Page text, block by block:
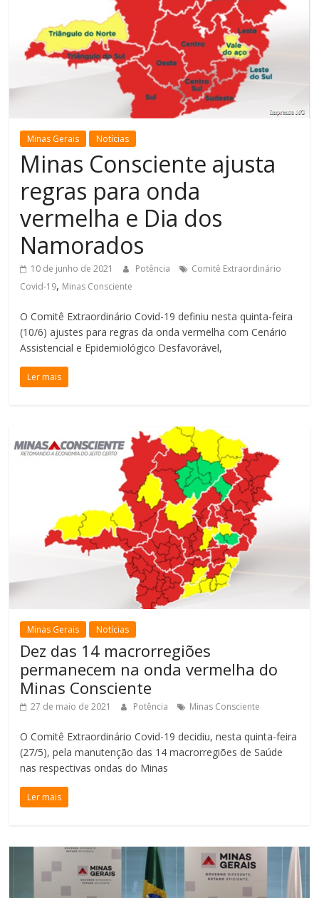
Minas
Minas Gerais Notícias
Minas Consciente ajusta
regras para onda
vermelha e Dia dos
Namorados
10 de junho de 2021 Potência
Comitê Extraordinário
Covid-19, Minas Consciente
O Comitê Extraordinário Covid-19 definiu nesta quinta-feira
(10/6) ajustes para regras da onda vermelha com Cenário
Assistencial e Epidemiológico Desfavorável,
Ler mais
Minas Gerais Notícias
Dez das 14 macrorregiões
permanecem na onda vermelha do
Minas Consciente
27 de maio de 2021 Potência Minas Consciente
O Comitê Extraordinário Covid-19 decidiu, nesta quinta-feira
(27/5), pela manutenção das 14 macrorregiões de Saúde
nas respectivas ondas do Minas
Ler mais